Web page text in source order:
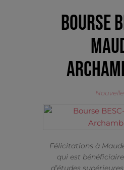
Bourse
Félicitations à
qui est
d’études